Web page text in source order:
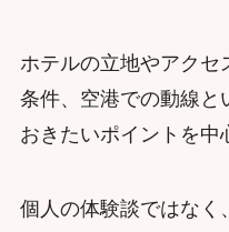
ホテルの立地やアクセ
条件、空港での動線と
おきたいポイントを中
個人の体験談ではなく